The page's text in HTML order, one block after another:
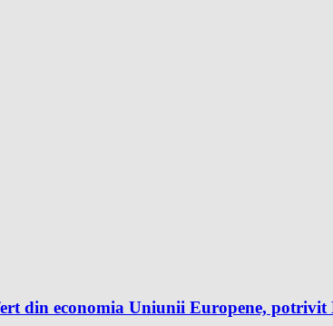
din economia Uniunii Europene,